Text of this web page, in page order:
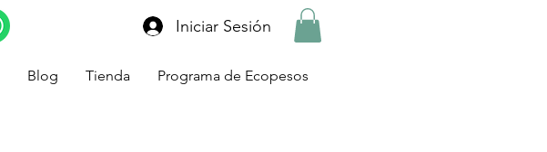
Iniciar Sesión
Blog Tienda Programa de Ecopesos